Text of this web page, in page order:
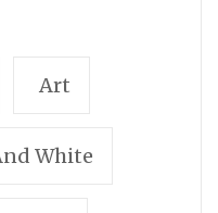
Art
White